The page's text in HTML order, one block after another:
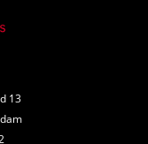
13